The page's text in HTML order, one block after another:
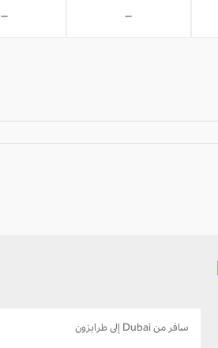
-
-
سافر من Dubai إلى طرابزون